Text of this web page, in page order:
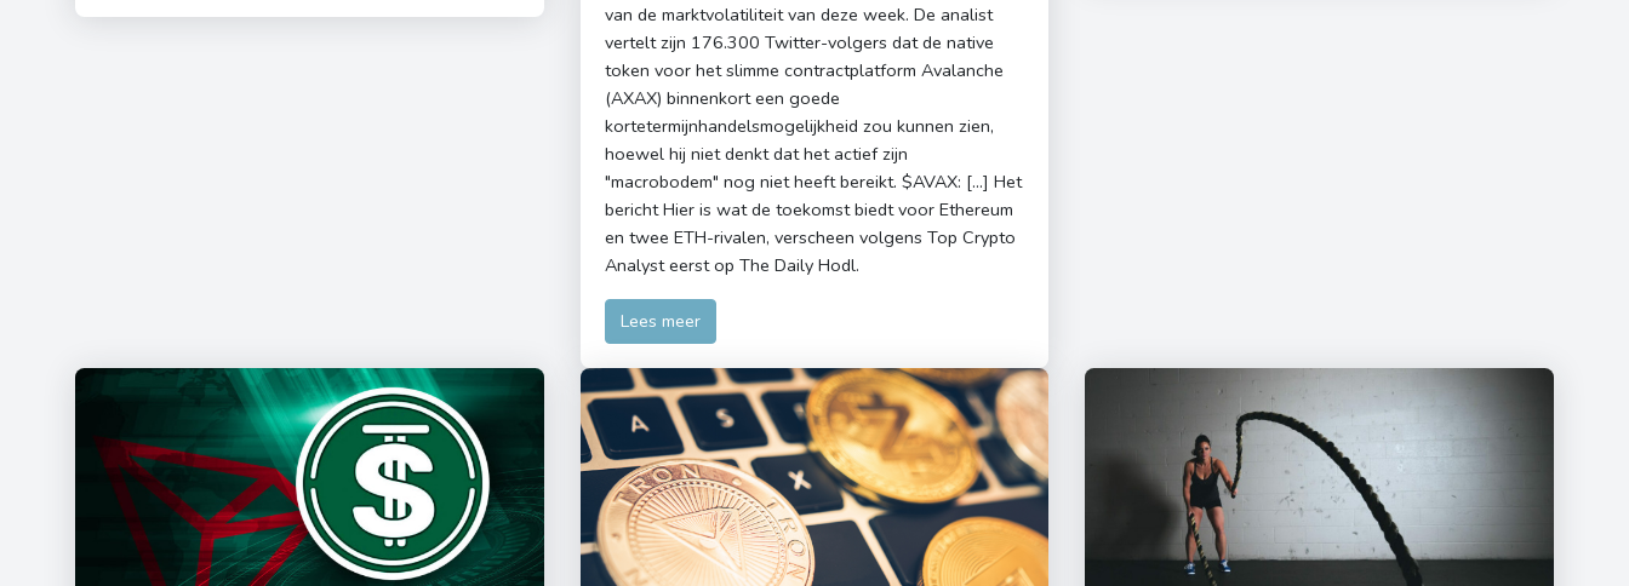
van de marktvolatiliteit van deze week. De analist
vertelt zijn 176.300 Twitter-volgers dat de native
token voor het slimme contractplatform Avalanche
(AXAX) binnenkort een goede
kortetermijnhandelsmogelijkheid zou kunnen zien,
hoewel hij niet denkt dat het actief zijn
"macrobodem" nog niet heeft bereikt. $AVAX: […] Het
bericht Hier is wat de toekomst biedt voor Ethereum
en twee ETH-rivalen, verscheen volgens Top Crypto
Analyst eerst op The Daily Hodl.
Lees meer